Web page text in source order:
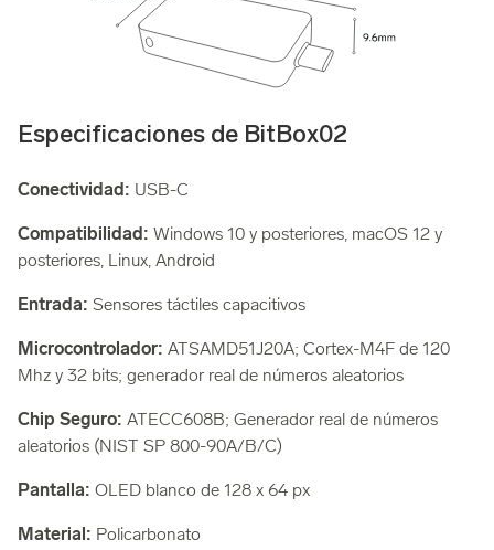
Especificaciones de BitBox02
Conectividad: USB-C
Compatibilidad: Windows 10 y posteriores, macOS 12 y
posteriores, Linux, Android
Entrada: Sensores táctiles capacitivos
Microcontrolador: ATSAMD51J20A; Cortex-M4F de 120
Mhz y 32 bits; generador real de números aleatorios
Chip Seguro: ATECC608B; Generador real de números
aleatorios (NIST SP 800-90A/B/C)
Pantalla: OLED blanco de 128 x 64 px
Material: Policarbonato